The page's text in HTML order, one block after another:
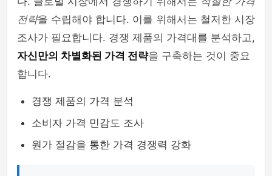
전략을 수립해야 합니다. 이를 위해서는 철저한 시장
조사가 필요합니다. 경쟁 제품의 가격대를 분석하고,
자신만의 차별화된 가격 전략을 구축하는 것이 중요
합니다.
경쟁 제품의 가격 분석
소비자 가격 민감도 조사
원가 절감을 통한 가격 경쟁력 강화